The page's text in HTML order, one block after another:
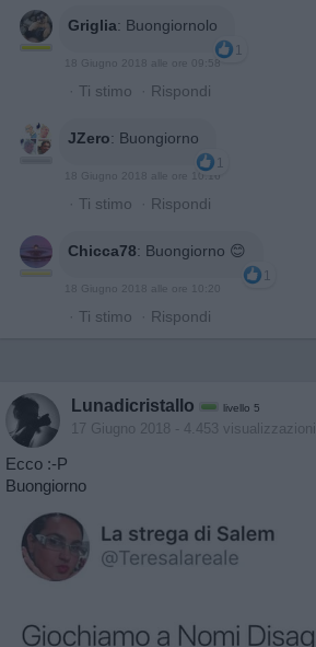
Griglia: Buongiornolo
1
18 Giugno 2018 alle ore 09:58
· Ti stimo · Rispondi
JZero: Buongiorno
1
18 Giugno 2018 alle ore 10:16
· Ti stimo · Rispondi
Chicca78: Buongiorno 😊
1
18 Giugno 2018 alle ore 10:20
· Ti stimo · Rispondi
Lunadicristallo livello 5
17 Giugno 2018 - 4.453 visualizzazioni
Ecco :-P
Buongiorno